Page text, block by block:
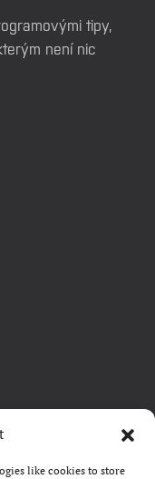
like cookies to store
tipy,
není nic